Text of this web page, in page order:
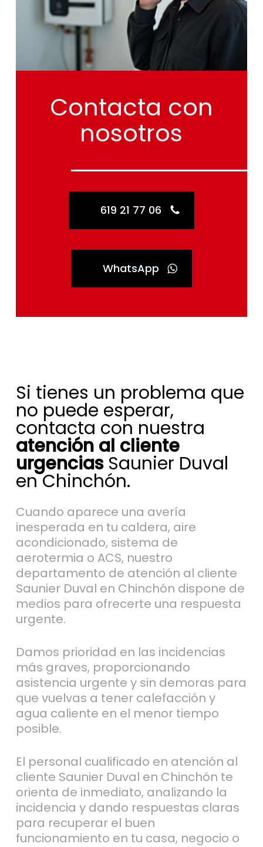
Contacta con
nosotros
619 21 77 06
WhatsApp
Si tienes un problema que
no puede esperar,
contacta con nuestra
atención al cliente
urgenciasSaunier Duval
en Chinchón.
Cuando aparece una avería
inesperada en tu caldera, aire
acondicionado, sistema de
aerotermia o ACS, nuestro
departamento de atención al cliente
Saunier Duval en Chinchón dispone de
medios para ofrecerte una respuesta
urgente.
Damos prioridad en las incidencias
más graves, proporcionando
asistencia urgente y sin demoras para
que vuelvas a tener calefacción y
agua caliente en el menor tiempo
posible.
El personal cualificado en atención al
cliente Saunier Duval en Chinchón te
orienta de inmediato, analizando la
incidencia y dando respuestas claras
para recuperar el buen
funcionamiento en tu casa, negocio o